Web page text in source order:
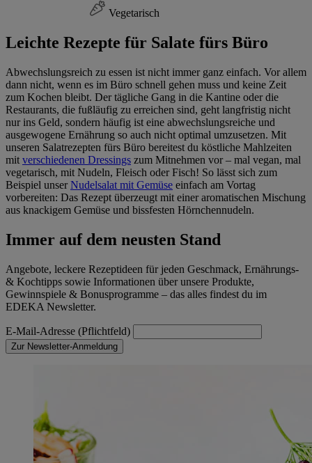
Vegetarisch
Leichte Rezepte für Salate fürs Büro
Abwechslungsreich zu essen ist nicht immer ganz einfach. Vor allem
dann nicht, wenn es im Büro schnell gehen muss und keine Zeit
zum Kochen bleibt. Der tägliche Gang in die Kantine oder die
Restaurants, die fußläufig zu erreichen sind, geht langfristig nicht
nur ins Geld, sondern häufig ist eine abwechslungsreiche und
ausgewogene Ernährung so auch nicht optimal umzusetzen. Mit
unseren Salatrezepten fürs Büro bereitest du köstliche Mahlzeiten
mit verschiedenen Dressings zum Mitnehmen vor – mal vegan, mal
vegetarisch, mit Nudeln, Fleisch oder Fisch! So lässt sich zum
Beispiel unser Nudelsalat mit Gemüse einfach am Vortag
vorbereiten: Das Rezept überzeugt mit einer aromatischen Mischung
aus knackigem Gemüse und bissfesten Hörnchennudeln.
Immer auf dem neusten Stand
Angebote, leckere Rezeptideen für jeden Geschmack, Ernährungs-
& Kochtipps sowie Informationen über unsere Produkte,
Gewinnspiele & Bonusprogramme – das alles findest du im
EDEKA Newsletter.
E-Mail-Adresse (Pflichtfeld)
Zur Newsletter-Anmeldung